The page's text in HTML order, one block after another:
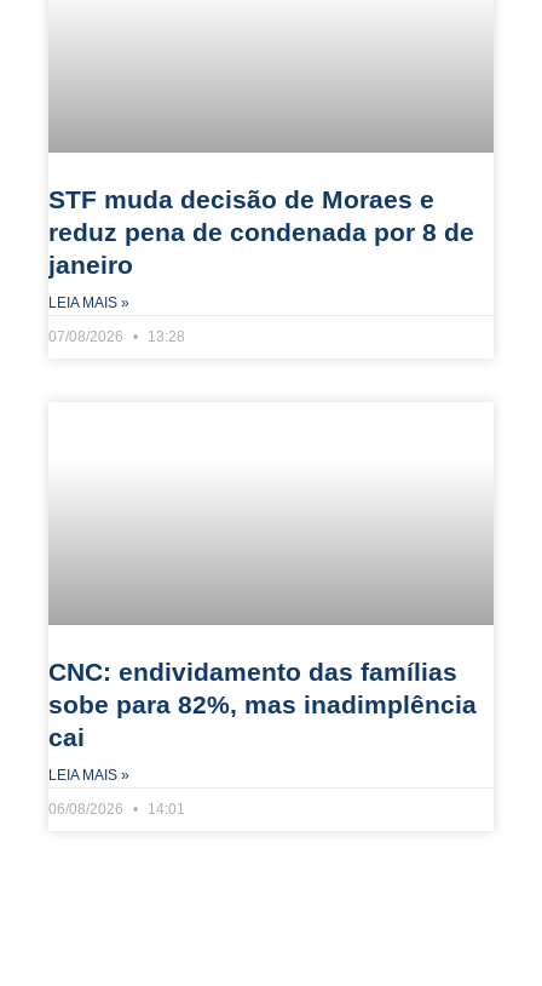
STF muda decisão de Moraes e
reduz pena de condenada por 8 de
janeiro
LEIA MAIS »
07/08/2026
13:28
CNC: endividamento das famílias
sobe para 82%, mas inadimplência
cai
LEIA MAIS »
06/08/2026
14:01